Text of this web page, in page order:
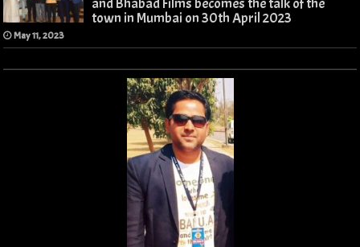
and Bhabad Films becomes the talk of the
town in Mumbai on 30th April 2023
May 11, 2023